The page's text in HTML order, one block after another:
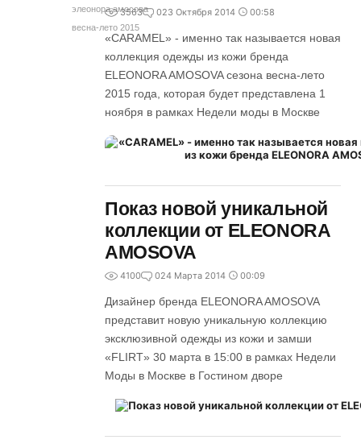
элеонора амосова
весна-лето 2015
3563 023 Октября 2014 00:58
«САRAMEL» - именно так называется новая
коллекция одежды из кожи бренда
ELEONORA AMOSOVA сезона весна-лето
2015 года, которая будет представлена 1
ноября в рамках Недели моды в Москве
Показ новой уникальной
коллекции от ELEONORA
AMOSOVA
4100 024 Марта 2014 00:09
Дизайнер бренда ELEONORA AMOSOVA
представит новую уникальную коллекцию
эксклюзивной одежды из кожи и замши
«FLIRT» 30 марта в 15:00 в рамках Недели
Моды в Москве в Гостином дворе